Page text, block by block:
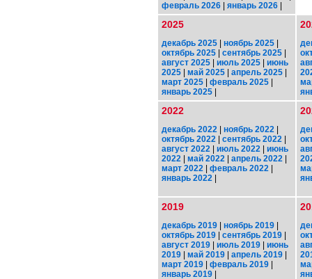
февраль 2026 | январь 2026 |
2025
декабрь 2025 | ноябрь 2025 |
октябрь 2025 | сентябрь 2025 |
август 2025 | июль 2025 | июнь
2025 | май 2025 | апрель 2025 |
март 2025 | февраль 2025 |
январь 2025 |
2022
декабрь 2022 | ноябрь 2022 |
октябрь 2022 | сентябрь 2022 |
август 2022 | июль 2022 | июнь
2022 | май 2022 | апрель 2022 |
март 2022 | февраль 2022 |
январь 2022 |
2019
декабрь 2019 | ноябрь 2019 |
октябрь 2019 | сентябрь 2019 |
август 2019 | июль 2019 | июнь
2019 | май 2019 | апрель 2019 |
март 2019 | февраль 2019 |
январь 2019 |